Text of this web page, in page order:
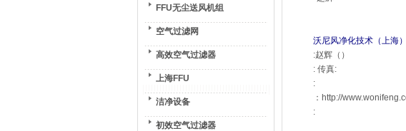
FFU无尘送风机组
空气过滤网
高效空气过滤器
上海FFU
洁净设备
初效空气过滤器
沃尼风净化技术（上海）
:赵辉（）
: 传真:
:
：http://
: